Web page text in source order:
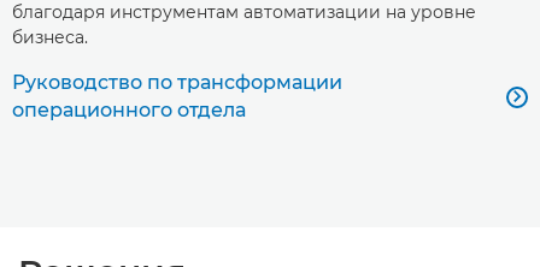
благодаря инструментам автоматизации на уровне
бизнеса.
Руководство по трансформации
операционного отдела
